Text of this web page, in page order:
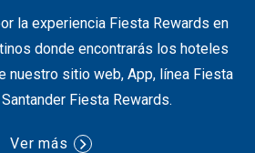
la experiencia Fiesta Rewards en
donde encontrarás los hoteles
nuestro sitio web, App, línea Fiesta
Fiesta Rewards.
Ver más